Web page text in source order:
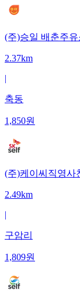
(주)승일 배춘주유
2.37km
|
축동
1,850원
(주)케이씨직영사
2.49km
|
구암리
1,809원